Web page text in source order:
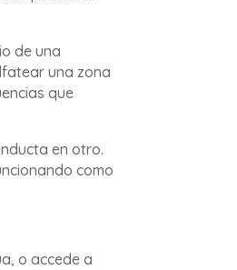
de una
una zona
que
en otro.
como
o accede a